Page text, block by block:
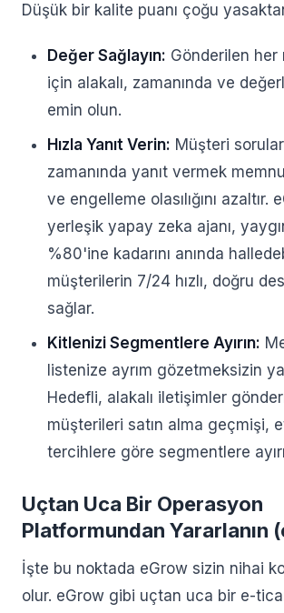
Düşük bir kalite puanı çoğu
Değer Sağlayın: Gönderilen her
için alakalı, zamanında ve
emin olun.
Hızla Yanıt Verin: Müşteri
zamanında yanıt vermek
ve engelleme olasılığını azaltır.
yerleşik yapay zeka ajanı,
%80'ine kadarını anında
müşterilerin 7/24 hızlı, doğru
sağlar.
Kitlenizi Segmentlere Ayırın:
listenize ayrım gözetmeksizin
Hedefli, alakalı iletişimler
müşterileri satın alma geçmişi,
tercihlere göre segmentlere
Uçtan Uca Bir Operasyon
Platformundan Yararlanın
İşte bu noktada eGrow sizin nihai
olur. eGrow gibi uçtan uca bir e-